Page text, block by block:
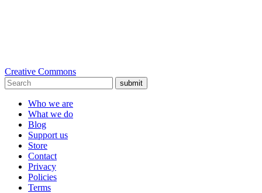
Creative Commons
submit
Who we are
What we do
Blog
Support us
Store
Contact
Privacy
Policies
Terms